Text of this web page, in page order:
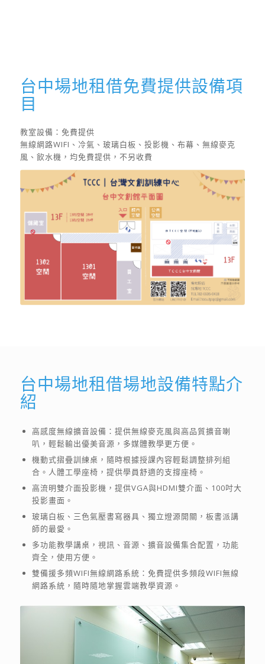
台中場地租借免費提供設備項
目
教室設備：免費提供
無線網路WIFI、冷氣、玻璃白板、投影機、布幕、無線麥克
風、飲水機，均免費提供，不另收費
台中場地租借場地設備特點介
紹
高感度無線擴音設備：提供無線麥克風與高品質擴音喇
叭，輕鬆輸出優美音源，多媒體教學更方便。
機動式摺疊訓練桌，隨時根據授課內容輕鬆調整排列組
合。人體工學座椅，提供學員舒適的支撐座椅。
高流明雙介面投影機，提供VGA與HDMI雙介面、100吋大
投影畫面。
玻璃白板、三色氣壓書寫器具、獨立燈源開關，板書派講
師的最愛。
多功能教學講桌，視訊、音源、擴音設備集合配置，功能
齊全，使用方便。
雙備援多頻WIFI無線網路系統：免費提供多頻段WIFI無線
網路系統，隨時隨地掌握雲端教學資源。